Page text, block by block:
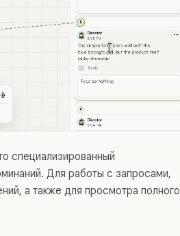
специализированный
Для работы с запросами,
а также для просмотра полного